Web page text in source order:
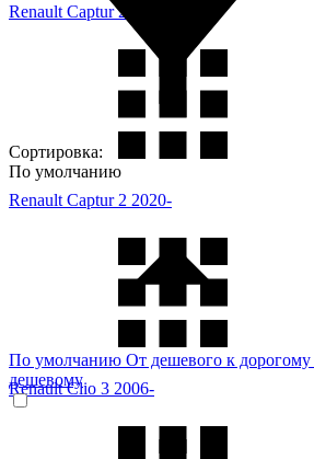
Renault Captur 2015-
Renault Captur 2 2020-
Renault Clio 3 2006-
Сортировка:
По умолчанию
По умолчанию От дешевого к дорогому
дешевому